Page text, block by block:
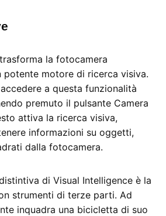
la fotocamera
potente motore di ricerca visiva.
a questa funzionalità
premuto il pulsante Camera
attiva la ricerca visiva,
informazioni su oggetti,
dalla fotocamera.
di Visual Intelligence è la
strumenti di terze parti. Ad
inquadra una bicicletta di suo